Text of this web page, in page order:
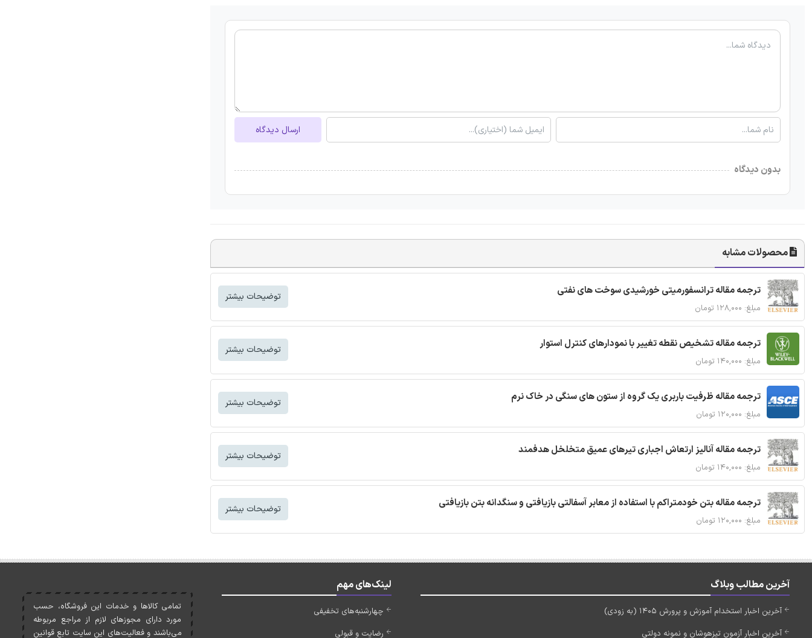
ارسال دیدگاه
بدون دیدگاه
محصولات مشابه
ترجمه مقاله ترانسفورمیتی خورشیدی سوخت های نفتی
مبلغ: ۱۲۸,۰۰۰ تومان
توضیحات بیشتر
ترجمه مقاله تشخیص نقطه تغییر با نمودارهای کنترل استوار
مبلغ: ۱۴۰,۰۰۰ تومان
توضیحات بیشتر
ترجمه مقاله ظرفیت باربری یک گروه از ستون های سنگی در خاک نرم
مبلغ: ۱۲۰,۰۰۰ تومان
توضیحات بیشتر
ترجمه مقاله آنالیز ارتعاش اجباری تیرهای عمیق متخلخل هدفمند
مبلغ: ۱۴۰,۰۰۰ تومان
توضیحات بیشتر
ترجمه مقاله بتن خودمتراکم با استفاده از معابر آسفالتی بازیافتی و سنگدانه بتن بازیافتی
مبلغ: ۱۲۰,۰۰۰ تومان
توضیحات بیشتر
آخرین مطالب وبلاگ
آخرین اخبار استخدام آموزش و پرورش 1405 (به زودی)
آخرین اخبار آزمون تیزهوشان و نمونه دولتی
لینک‌های مهم
چهارشنبه‌های تخفیفی
رضایت و قبولی
تمامی کالاها و خدمات اين فروشگاه، حسب
مورد دارای مجوزهای لازم از مراجع مربوطه
می‌باشند و فعاليت‌های اين سايت تابع قوانين